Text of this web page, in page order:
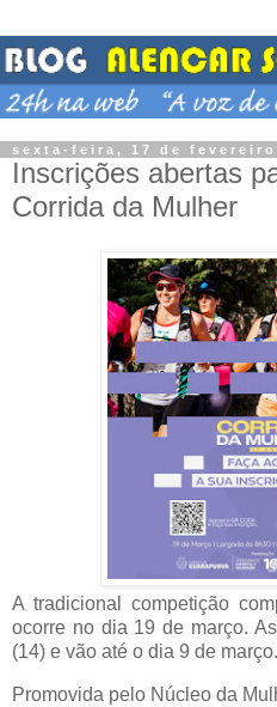
sexta-feira, 17 de fevereiro
Inscrições abertas
Corrida da Mulher
A tradicional competição
ocorre no dia 19 de março.
(14) e vão até o dia 9 de março.
Promovida pelo Núcleo da